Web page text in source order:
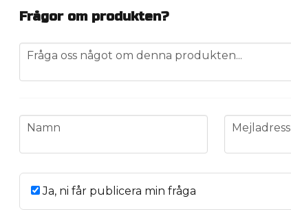
Frågor om produkten?
question
Fråga oss något om denna produkten...
name
Namn email
Mejladress
Ja, ni får publicera min fråga